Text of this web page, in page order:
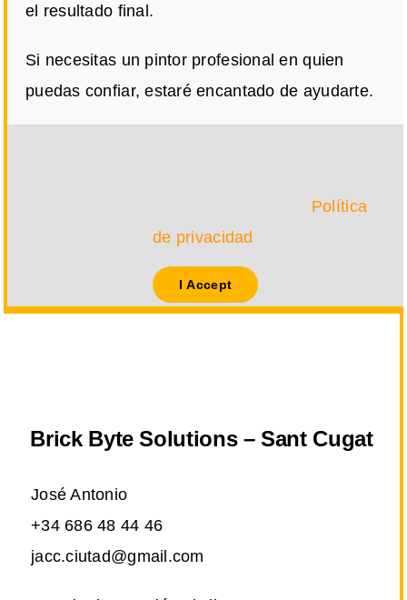
el resultado final.
Si necesitas un pintor profesional en quien
puedas confiar, estaré encantado de ayudarte.
Política
de privacidad
I Accept
Brick Byte Solutions – Sant Cugat
José Antonio
+34 686 48 44 46
jacc.ciutad@gmail.com